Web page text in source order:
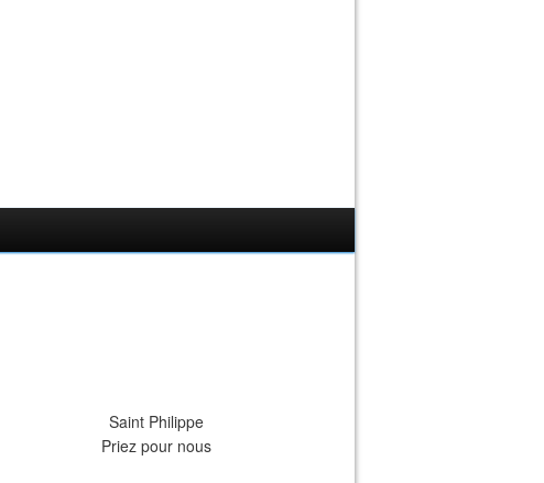
Saint Philippe
Priez pour nous